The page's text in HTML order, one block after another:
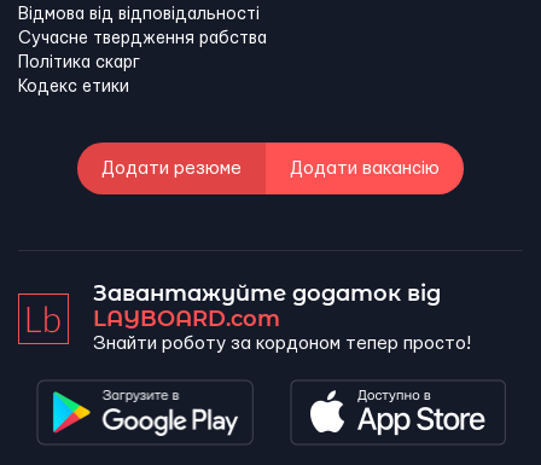
Відмова від відповідальності
Сучасне твердження рабства
Політика скарг
Кодекс етики
Додати резюме Додати вакансію
Завантажуйте додаток від
LAYBOARD.com
Знайти роботу за кордоном тепер просто!